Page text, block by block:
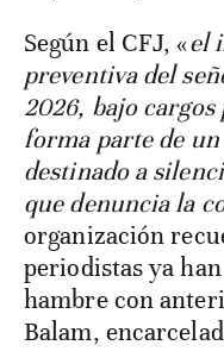
Según el CFJ, «el
preventiva del
2026, bajo
forma parte de
destinado a
que denuncia la
organización
periodistas ya
hambre con
Balam,